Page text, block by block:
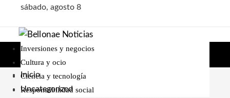
sábado, agosto 8
Inversiones y negocios
Cultura y ocio
Ciencia y tecnología
Responsabilidad social
Inicio
Uncategorized